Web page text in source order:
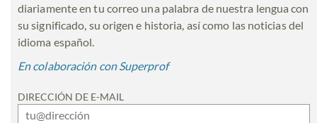
diariamente en tu correo una palabra de nuestra lengua con
su significado, su origen e historia, así como las noticias del
idioma español.
En colaboración con Superprof
DIRECCIÓN DE E-MAIL